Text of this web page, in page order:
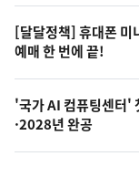
오
늘
의
사
진
[달달정책] 휴대폰
예매 한 번에 끝!
'국가 AI 컴퓨팅센터
·2028년 완공